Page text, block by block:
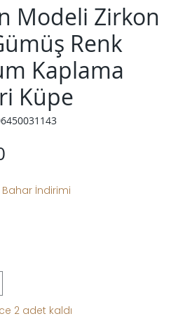
Modeli Zirkon
Renk
Kaplama
Küpe
İndirimi
2 adet kaldı